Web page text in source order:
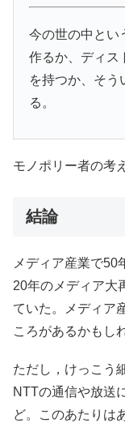
今の世の中とい
作るか、ディス
を持つか、そう
る。
モノポリー者の考
結論
メディア産業で50
20年のメディア大
ていた。メディア
ころがあるかもし
ただし，けっこう
NTTの通信や放送
ど。このあたりは